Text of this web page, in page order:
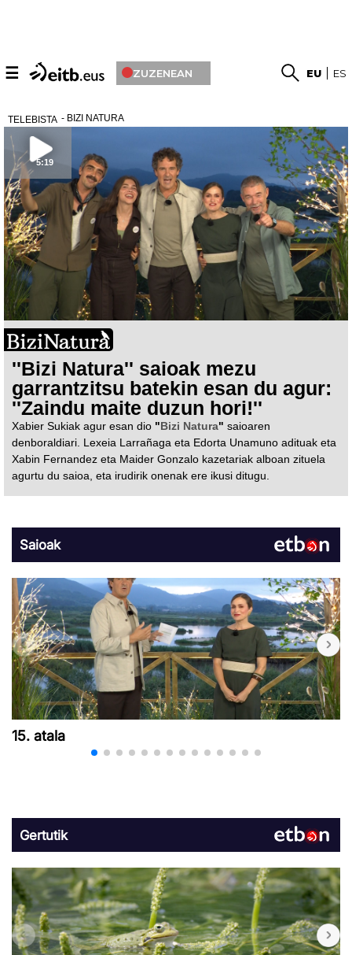
☰ ZUZENEAN EU ES
TELEBISTA - BIZI NATURA
5:19
''Bizi Natura'' saioak mezu
garrantzitsu batekin esan du agur:
''Zaindu maite duzun hori!''
Xabier Sukiak agur esan dio "Bizi Natura" saioaren
denboraldiari. Lexeia Larrañaga eta Edorta Unamuno adituak eta
Xabin Fernandez eta Maider Gonzalo kazetariak alboan zituela
agurtu du saioa, eta irudirik onenak ere ikusi ditugu.
Saioak
15. atala
Gertutik